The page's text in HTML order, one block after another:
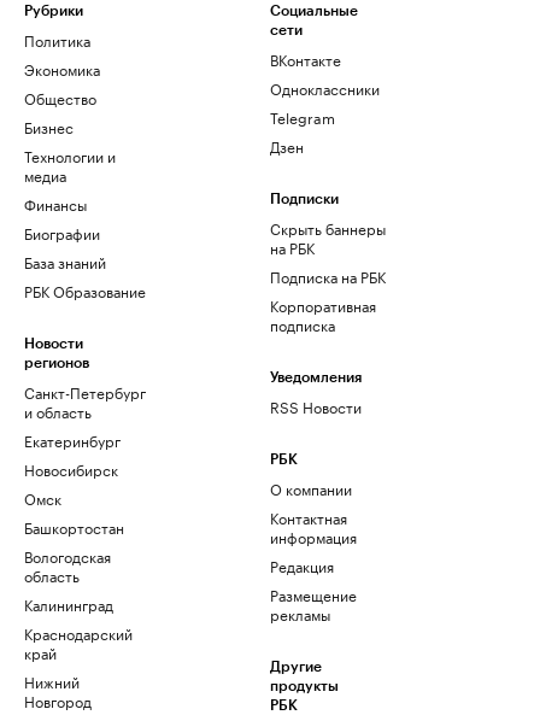
Рубрики
Политика
Экономика
Общество
Бизнес
Технологии и
медиа
Финансы
Биографии
База знаний
РБК Образование
Новости
регионов
Санкт-Петербург
и область
Екатеринбург
Новосибирск
Омск
Башкортостан
Вологодская
область
Калининград
Краснодарский
край
Нижний
Новгород
Социальные
сети
ВКонтакте
Одноклассники
Telegram
Дзен
Подписки
Скрыть баннеры
на РБК
Подписка на РБК
Корпоративная
подписка
Уведомления
RSS Новости
РБК
О компании
Контактная
информация
Редакция
Размещение
рекламы
Другие
продукты
РБК